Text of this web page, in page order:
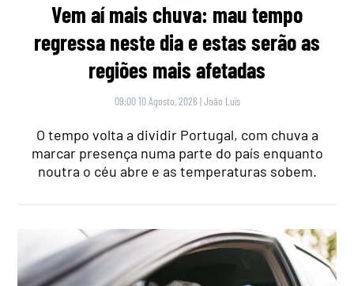
Vem aí mais chuva: mau tempo
regressa neste dia e estas serão as
regiões mais afetadas
09:00 10 Agosto, 2026 |João Luís
O tempo volta a dividir Portugal, com chuva a
marcar presença numa parte do país enquanto
noutra o céu abre e as temperaturas sobem.